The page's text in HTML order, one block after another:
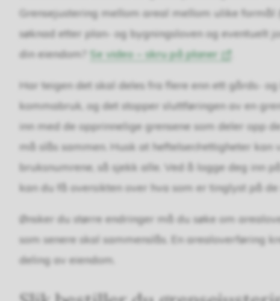
Grensejustering mellom areal mellom ulike
søknad etter plan- og bygningsloven og eventuelt
din eiendom? Se video – skru på planer
Har teigen det skal deles fra flere enn ett gårds-
kommabruk, og det stopper sluttføringen av en
inn med de opprinnelige grensene som deler opp
må slås sammen. Husk at heftelser/rettigheter
bruksnumrene, så sjekk alle. Ved å logge deg inn
kan du få oversikten over hva som er tinglyst på
Ønsker du større endringer må du søke om
som senere skal sammenslås. En arealoverføring
deling av eiendom.